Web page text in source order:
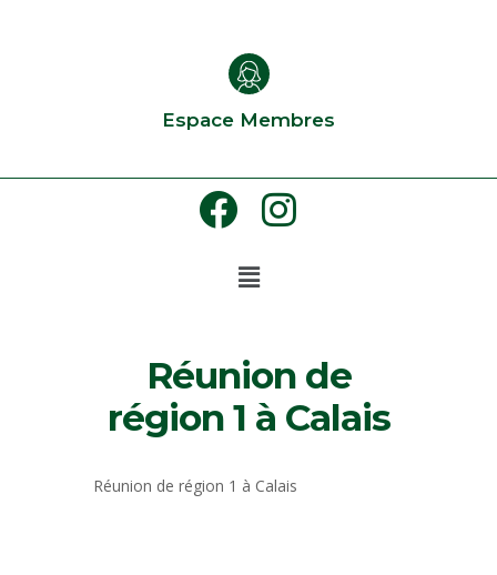
Espace Membres
Réunion de
région 1 à Calais
Réunion de région 1 à Calais